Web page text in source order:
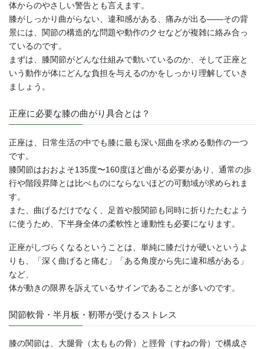
体からのやさしい警告とも言えます。
膝がしっかり曲がらない、違和感がある、痛みが出る——その背
景には、関節の構造的な問題や動作のクセなどが複雑に絡み合っ
ているのです。
まずは、膝関節がどんな仕組みで動いているのか、そして正座と
いう動作が体にどんな負担を与えるのかをしっかり理解していき
ましょう。
正座に必要な膝の曲がり具合とは？
正座は、日常生活の中でも膝に最も深い屈曲を求める動作の一つ
です。
膝関節はおおよそ135度〜160度ほど曲がる必要があり、通常の歩
行や階段昇降とは比べものにならないほどの可動域が求められま
す。
また、曲げるだけでなく、足首や股関節も同時に折りたたむよう
に使うため、下半身全体の柔軟性と連動性も必要になります。
正座がしづらくなるということは、単純に膝だけが硬いというよ
りも、「深く曲げると痛む」「ある角度から先に違和感がある」
など、
体が動きの限界を訴えているサインであることが多いのです。
関節軟骨・半月板・靭帯が受けるストレス
膝の関節は、大腿骨（太ももの骨）と脛骨（すねの骨）で構成さ